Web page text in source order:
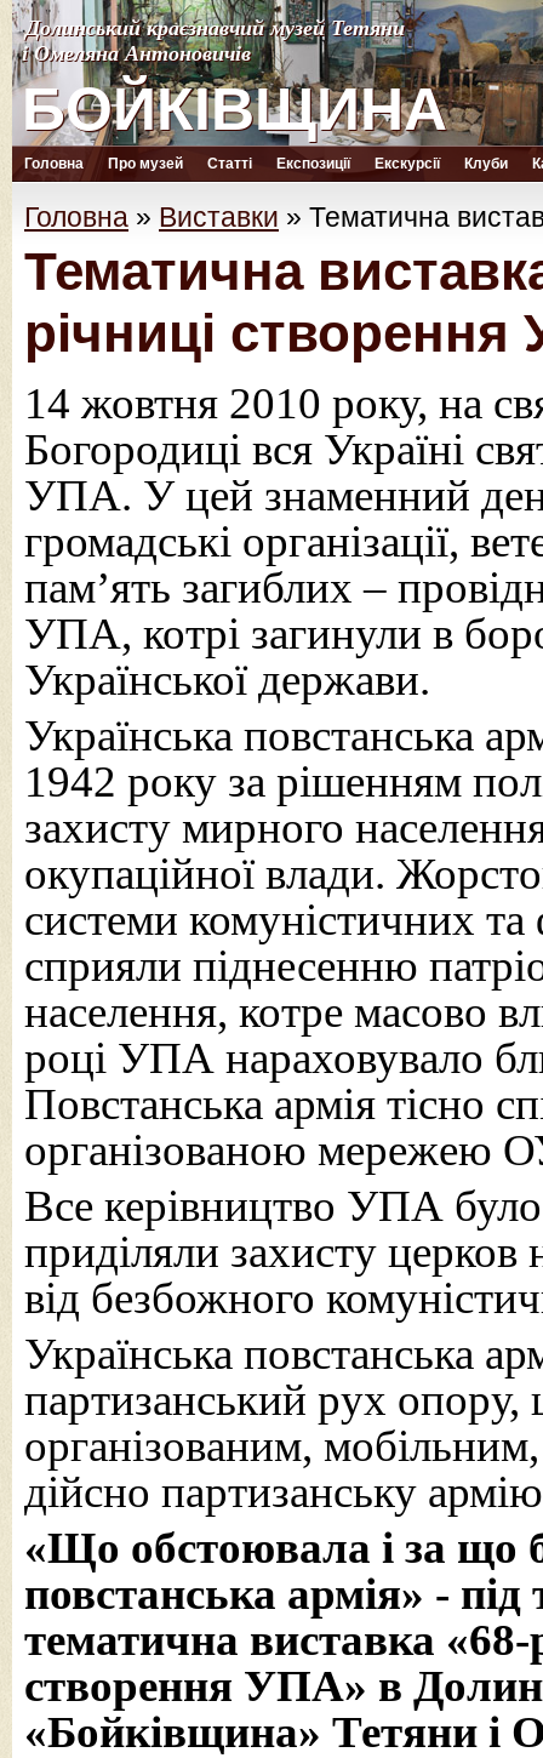
Долинський краєзнавчий музей Тетяни
і Омеляна Антоновичів
БОЙКІВЩИНА
Долинський краєзнавчий музей Тетяни
і Омеляна Антоновичів
БОЙКІВЩИНА
Головна Про музей Статті Експозиції Екскурсії Клуби
Головна » Виставки » Тематична
Тематична
річниці створення
14 жовтня 2010 року, на
Богородиці вся Україні
УПА. У цей знаменний
громадські організації,
пам’ять загиблих –
УПА, котрі загинули в
Української держави.
Українська повстанська
1942 року за рішенням
захисту мирного
окупаційної влади.
системи комуністичних
сприяли піднесенню
населення, котре масово
році УПА нараховувало
Повстанська армія тісно
організованою мережею
Все керівництво УПА було
приділяли захисту церков
від безбожного
Українська повстанська
партизанський рух
організованим,
дійсно партизанську
«Що обстоювала і за що
повстанська армія» -
тематична виставка
створення УПА» в
«Бойківщина» Тетяни і